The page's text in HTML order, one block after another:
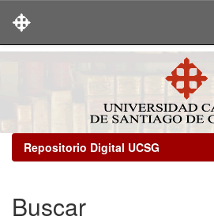
Repositorio Digital UCSG
Buscar